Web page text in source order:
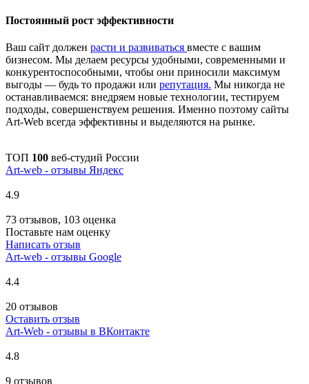
Постоянный рост эффективности
Ваш сайт должен расти и развиваться вместе с вашим
бизнесом. Мы делаем ресурсы удобными, современными и
конкурентоспособными, чтобы они приносили максимум
выгоды — будь то продажи или репутация. Мы никогда не
останавливаемся: внедряем новые технологии, тестируем
подходы, совершенствуем решения. Именно поэтому сайты
Art-Web всегда эффективны и выделяются на рынке.
ТОП 100 веб-студий России
Art-web - отзывы Яндекс
4.9
73 отзывов, 103 оценка
Поставьте нам оценку
Написать отзыв
Art-web - отзывы Google
4.4
20 отзывов
Оставить отзыв
Art-Web - отзывы в ВКонтакте
4.8
9 отзывов